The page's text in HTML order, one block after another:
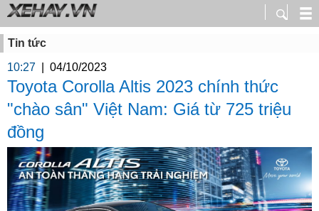
Tin tức
10:27
04/10/2023
Toyota Corolla Altis 2023 chính thức
"chào sân" Việt Nam: Giá từ 725 triệu
đồng